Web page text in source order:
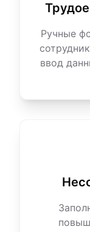
Ручные
ввод